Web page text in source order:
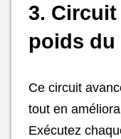
3. Circuit
poids du
Ce circuit
tout en
Exécutez